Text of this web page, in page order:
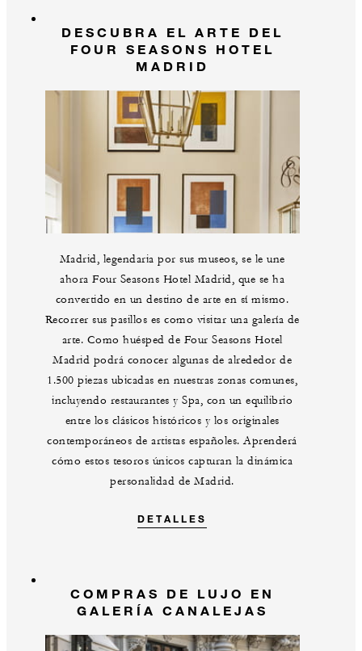
DESCUBRA EL ARTE DEL
FOUR SEASONS HOTEL
MADRID
Madrid, legendaria por sus museos, se le une
ahora Four Seasons Hotel Madrid, que se ha
convertido en un destino de arte en sí mismo.
Recorrer sus pasillos es como visitar una galería de
arte. Como huésped de Four Seasons Hotel
Madrid podrá conocer algunas de alrededor de
1.500 piezas ubicadas en nuestras zonas comunes,
incluyendo restaurantes y Spa, con un equilibrio
entre los clásicos históricos y los originales
contemporáneos de artistas españoles. Aprenderá
cómo estos tesoros únicos capturan la dinámica
personalidad de Madrid.
DETALLES
COMPRAS DE LUJO EN
GALERÍA CANALEJAS